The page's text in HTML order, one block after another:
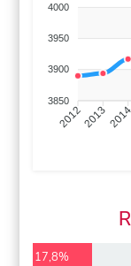
4000
3950
3900
3850
201220132014
17,8%